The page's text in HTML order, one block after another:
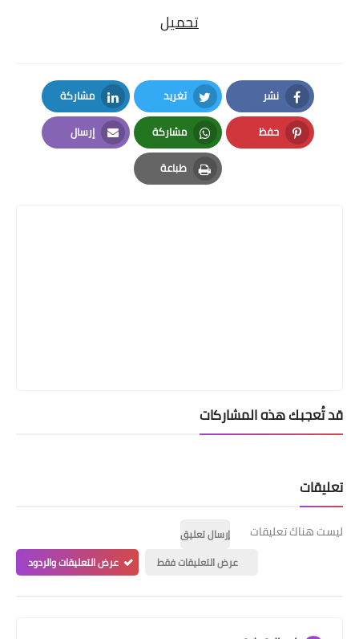
تحميل
نشر
Facebook
تغريد
Twitter
مشاركة
LinkedIn
حفظ
Pinterest
مشاركة
Whatsapp
إرسال
Email
طباعة
Print
قد تُعجبك هذه المشاركات
تعليقات
ليست هناك تعليقات
إرسال تعليق
عرض التعليقات فقط
عرض التعليقات والردود